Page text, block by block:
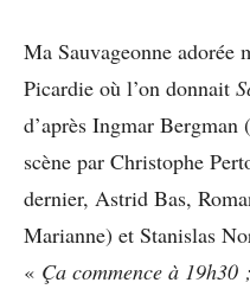
Ma Sauvageonne adorée
Picardie où l’on donnait
d’après Ingmar
scène par Christophe
dernier, Astrid Bas,
Marianne) et Stanislas
« Ça commence à 19h30